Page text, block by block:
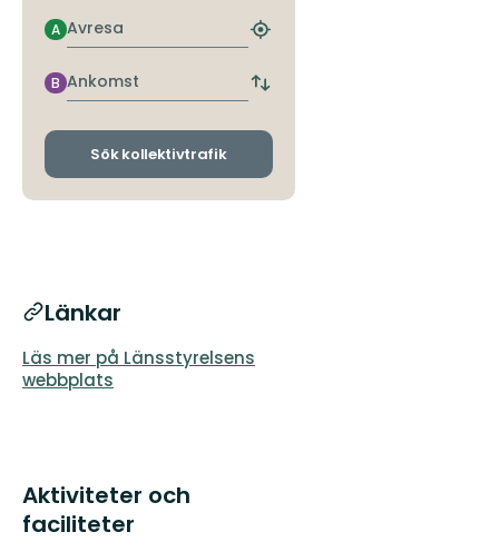
Avresa
A
Hitta
hållplats
Ankomst
B
Byt
och
Sök kollektivtrafik
Länkar
Läs mer på Länsstyrelsens
webbplats
Aktiviteter och
faciliteter